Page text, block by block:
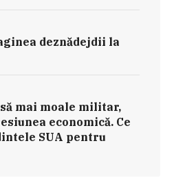
deznădejdii la
mai moale militar,
economică. Ce
SUA pentru